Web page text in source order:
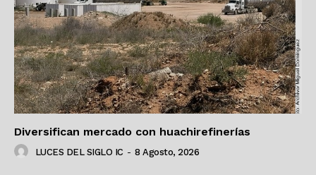
Diversifican mercado con huachirefinerías
LUCES DEL SIGLO IC - 8 Agosto, 2026